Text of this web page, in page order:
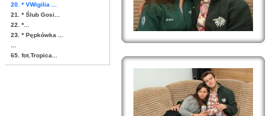
20. * VWigilia ...
21. * Ślub Gosi...
22. *...
23. * Pępkówka ...
65. fot.Tropica...